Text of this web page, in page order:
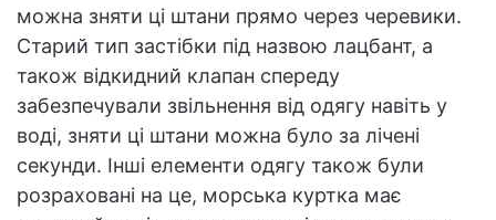
можна зняти ці штани прямо через черевики.
Старий тип застібки під назвою лацбант, а
також відкидний клапан спереду
забезпечували звільнення від одягу навіть у
воді, зняти ці штани можна було за лічені
секунди. Інші елементи одягу також були
розраховані на це, морська куртка має